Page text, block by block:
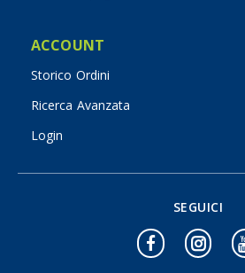
ACCOUNT
Storico Ordini
Ricerca Avanzata
Login
SEGUICI